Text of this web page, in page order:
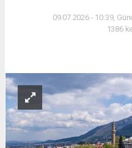
09.07.2026 - 10:39,
1386